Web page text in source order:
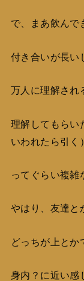
で、まあ飲んで
付き合いが長い
万人に理解され
理解してもらい
いわれたら引く）
ってぐらい複雑
やはり、友達と
どっちが上とか
身内？に近い感